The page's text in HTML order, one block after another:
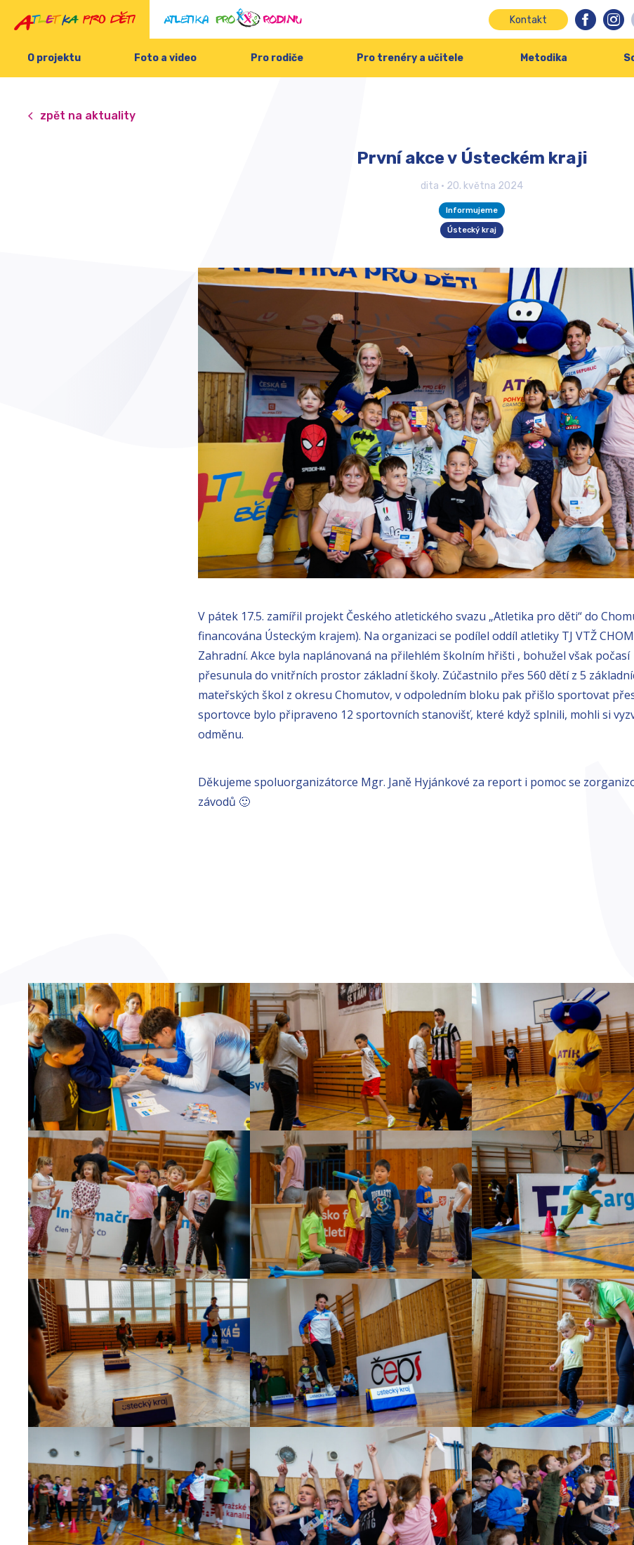
Kontakt
O projektu Foto a video Pro rodiče Pro trenéry a učitele Metodika
zpět na aktuality
První akce v Ústeckém kraji
dita • 20. května 2024
Informujeme
Ústecký kraj
V pátek 17.5. zamířil projekt Českého atletického svazu „Atletika pro děti“ do
financována Ústeckým krajem). Na organizaci se podílel oddíl atletiky TJ VTŽ
Zahradní. Akce byla naplánovaná na přilehlém školním hřišti , bohužel však
přesunula do vnitřních prostor základní školy. Zúčastnilo přes 560 dětí z 5
mateřských škol z okresu Chomutov, v odpoledním bloku pak přišlo sportovat
sportovce bylo připraveno 12 sportovních stanovišť, které když splnili, mohli si
odměnu.
Děkujeme spoluorganizátorce Mgr. Janě Hyjánkové za report i pomoc se
závodů 🙂